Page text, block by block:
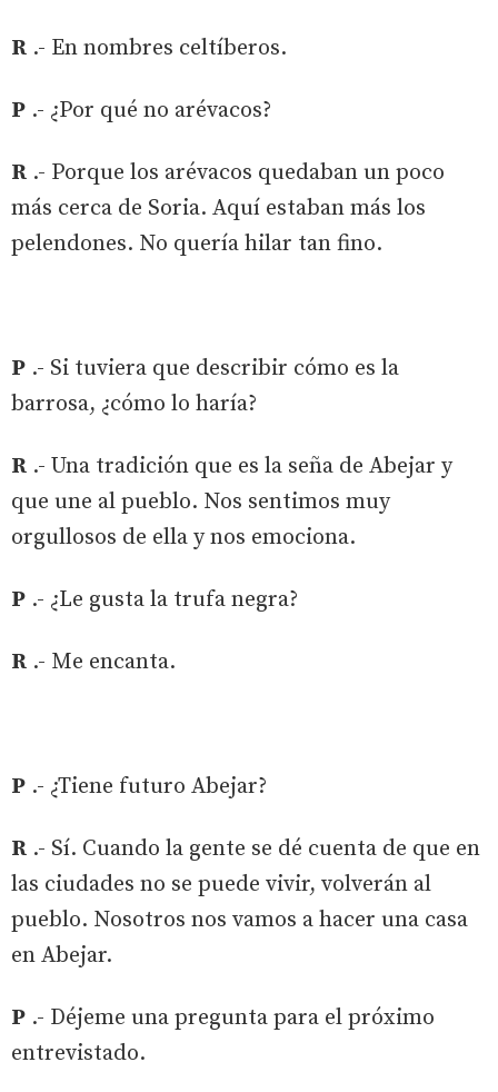
R .- En nombres celtíberos.
P .- ¿Por qué no arévacos?
R .- Porque los arévacos quedaban un poco
más cerca de Soria. Aquí estaban más los
pelendones. No quería hilar tan fino.
P .- Si tuviera que describir cómo es la
barrosa, ¿cómo lo haría?
R .- Una tradición que es la seña de Abejar y
que une al pueblo. Nos sentimos muy
orgullosos de ella y nos emociona.
P .- ¿Le gusta la trufa negra?
R .- Me encanta.
P .- ¿Tiene futuro Abejar?
R .- Sí. Cuando la gente se dé cuenta de que en
las ciudades no se puede vivir, volverán al
pueblo. Nosotros nos vamos a hacer una casa
en Abejar.
P .- Déjeme una pregunta para el próximo
entrevistado.